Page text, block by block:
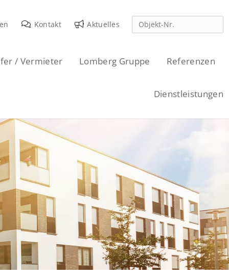
Kontakt Aktuelles
/ Vermieter Lomberg Gruppe Referenzen
Dienstleistungen